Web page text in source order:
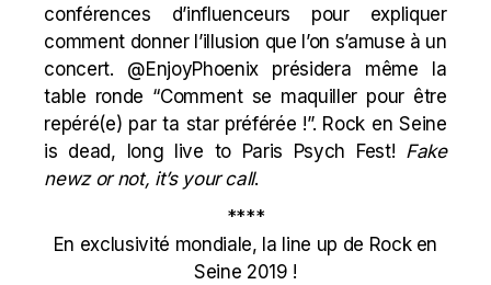
conférences d’influenceurs pour expliquer
comment donner l’illusion que l’on s’amuse à un
concert. @EnjoyPhoenix présidera même la
table ronde “Comment se maquiller pour être
repéré(e) par ta star préférée !”. Rock en Seine
is dead, long live to Paris Psych Fest! Fake
newz or not, it’s your call.
****
En exclusivité mondiale, la line up de Rock en
Seine 2019 !